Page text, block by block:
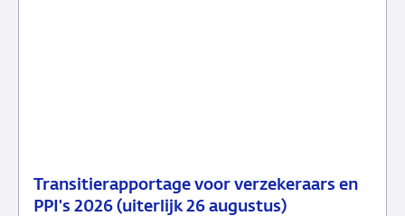
Transitierapportage voor verzekeraars en
PPI's 2026 (uiterlijk 26 augustus)
29
Nieuwsbericht